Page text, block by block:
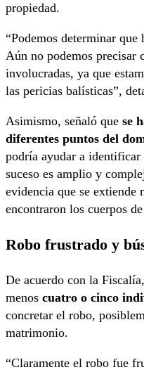
propiedad.
“Podemos determinar
Aún no podemos precisar
involucradas, ya que
las pericias balísticas”,
Asimismo, señaló que se
diferentes puntos del
podría ayudar a
suceso es amplio y
evidencia que se extiende
encontraron los cuerpos
Robo frustrado y
De acuerdo con la
menos cuatro o cinco
concretar el robo,
matrimonio.
“Claramente el robo fue